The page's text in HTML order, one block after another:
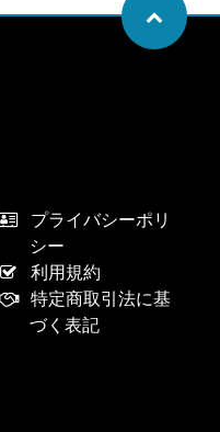
プライバシーポリ
シー
利用規約
特定商取引法に基
づく表記